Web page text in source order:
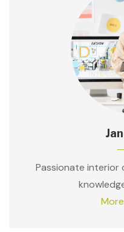
Passionate interior